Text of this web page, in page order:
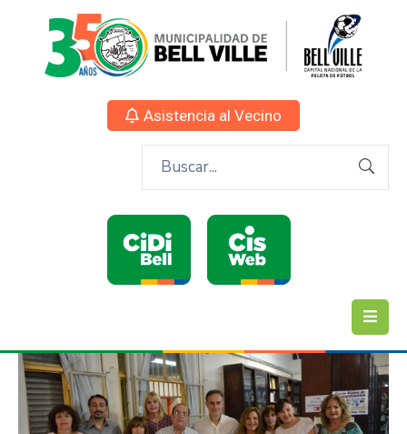
Asistencia al Vecino